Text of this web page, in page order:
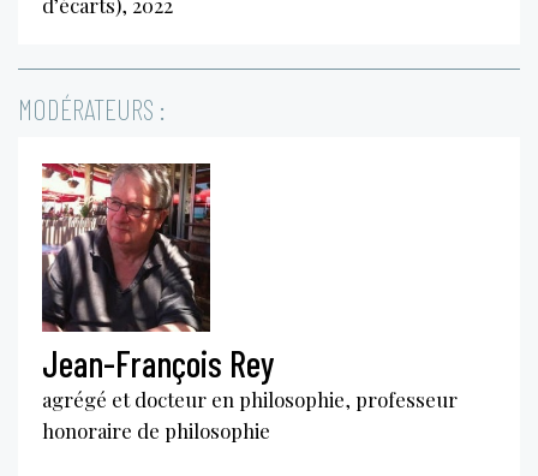
MODÉRATEURS :
Jean-François Rey
agrégé et docteur en philosophie, professeur
honoraire de philosophie